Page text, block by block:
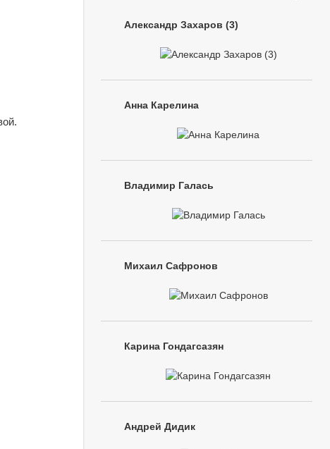
Александр Захаров (3)
Анна Карелина
Владимир Галась
Михаил Сафронов
Карина Гондагсазян
Андрей Дидик